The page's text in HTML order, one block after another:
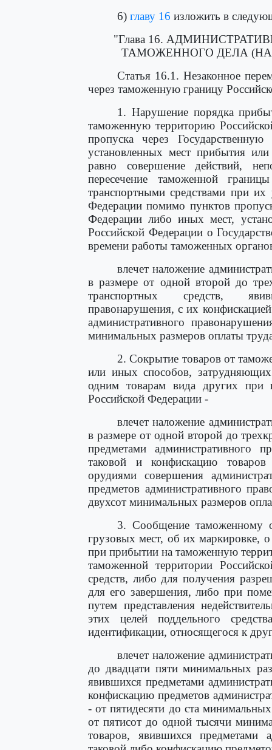
6) главу 16 изложить в
"Глава 16.
ТАМОЖЕННОГО ДЕЛА
Статья 16.1. Незаконное
через таможенную границу
1. Нарушение порядка
таможенную территорию
пропуска через
установленных мест прибытия
равно совершение действий,
пересечение таможенной
транспортными средствами при
Федерации помимо пунктов
Федерации либо иных мест,
Российской Федерации о
времени работы таможенных
влечет наложение
в размере от одной второй до
транспортных средств,
правонарушения, с их
административного
минимальных размеров оплаты
2. Сокрытие товаров от
или иных способов,
одним товарам вида других при
Российской Федерации -
влечет наложение
в размере от одной второй до
предметами административного
таковой и конфискацию
орудиями совершения
предметов административного
двухсот минимальных размеров
3. Сообщение таможенному
грузовых мест, об их маркировке,
при прибытии на таможенную
таможенной территории
средств, либо для получения
для его завершения, либо при
путем представления
этих целей поддельного
идентификации, относящегося к
влечет наложение
до двадцати пяти минимальных
явившихся предметами
конфискацию предметов
- от пятидесяти до ста
от пятисот до одной тысячи
товаров, явившихся предметами